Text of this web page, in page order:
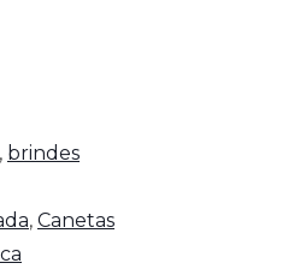
, brindes
, Canetas